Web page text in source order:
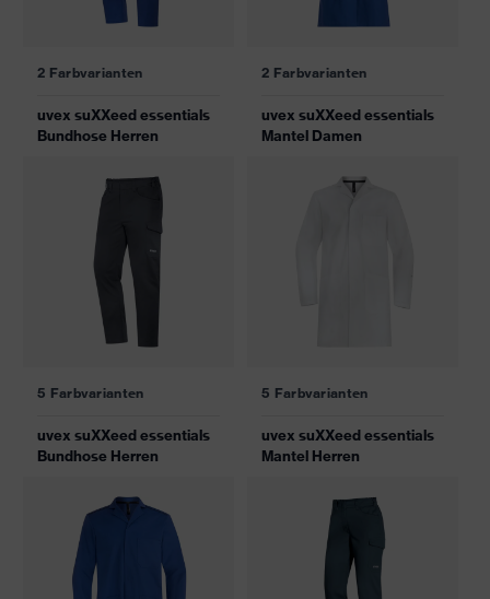
2 Farbvarianten
uvex suXXeed essentials
Bundhose Herren
2 Farbvarianten
uvex suXXeed essentials
Mantel Damen
5 Farbvarianten
uvex suXXeed essentials
Bundhose Herren
5 Farbvarianten
uvex suXXeed essentials
Mantel Herren